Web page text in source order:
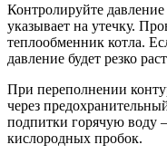
Контролируйте
указывает на утечку.
теплообменник котла.
давление будет резко
При переполнении
через
подпитки горячую воду
кислородных пробок.